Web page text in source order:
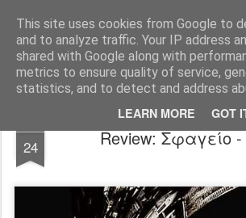
This site uses cookies from Google to
and to analyze traffic. Your IP address
shared with Google along with
metrics to ensure quality of service,
statistics, and to detect and address
LEARN MORE GOT
FilmBoy
24 Review: Σφαγείο -